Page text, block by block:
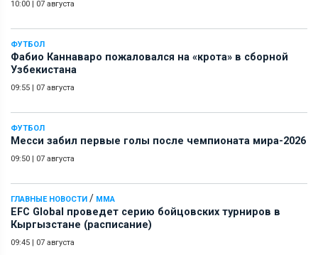
10:00 | 07 августа
ФУТБОЛ
Фабио Каннаваро пожаловался на «крота» в сборной
Узбекистана
09:55 | 07 августа
ФУТБОЛ
Месси забил первые голы после чемпионата мира-2026
09:50 | 07 августа
ГЛАВНЫЕ НОВОСТИ / ММА
EFC Global проведет серию бойцовских турниров в
Кыргызстане (расписание)
09:45 | 07 августа